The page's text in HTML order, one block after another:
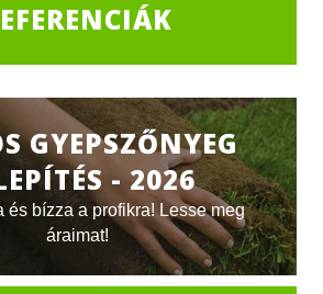
GYEPSZŐNYEG
- 2026
és bízza a profikra! Lesse meg
áraimat!